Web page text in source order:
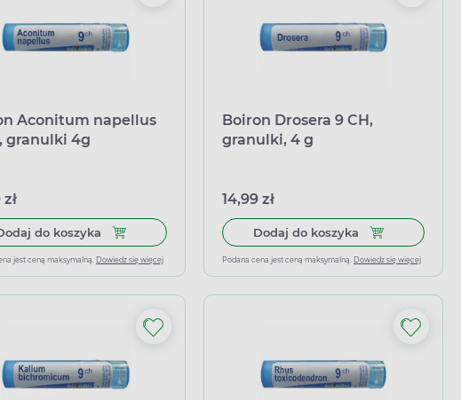
Aconitum napellus
granulki 4g
do koszyka Dodaj do koszyka Boiron Aconitum napellus 9 CH, granulki
jest ceną maksymalną. Dowiedz się więcej
Boiron Drosera 9 CH,
granulki, 4 g
14,99 zł
Dodaj do koszyka Dodaj do
Podana cena jest ceną maksymalną. Dowiedz się więcej